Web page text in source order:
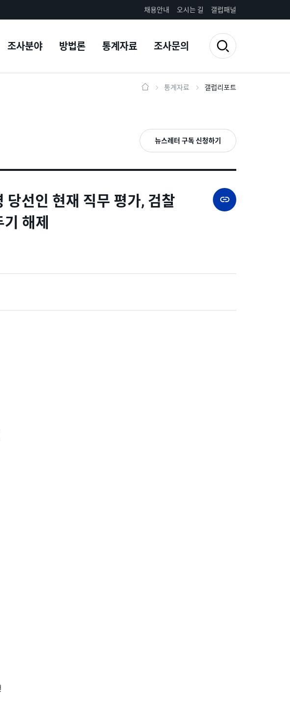
채용안내 오시는 길 갤럽패널
조사분야 방법론 통계자료 조사문의
통계자료 갤럽리포트
뉴스레터 구독 신청하기
선인 현재 직무 평가, 검찰
해제